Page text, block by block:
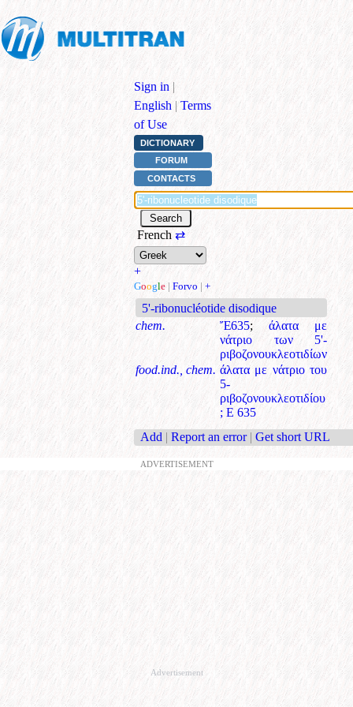
Sign in |
English | Terms
of Use
DICTIONARY
FORUM
CONTACTS
French ⇄
+
Google | Forvo | +
5'-ribonucléotide disodique
chem.
Ἔ635; άλατα με
νάτριο των 5'-
ριβοζονουκλεοτιδίων
food.ind., chem. άλατα με νάτριο του
5-
ριβοζονουκλεοτιδίου
; Ε 635
Add | Report an error | Get short URL
ADVERTISEMENT
Advertisement